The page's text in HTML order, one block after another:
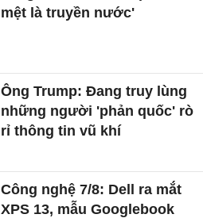
mệt là truyền nước'
Ông Trump: Đang truy lùng
những người 'phản quốc' rò
rỉ thông tin vũ khí
Công nghệ 7/8: Dell ra mắt
XPS 13, mẫu Googlebook